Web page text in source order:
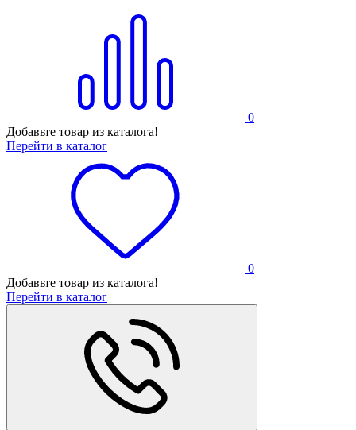
0
Добавьте товар из каталога!
Перейти в каталог
0
Добавьте товар из каталога!
Перейти в каталог